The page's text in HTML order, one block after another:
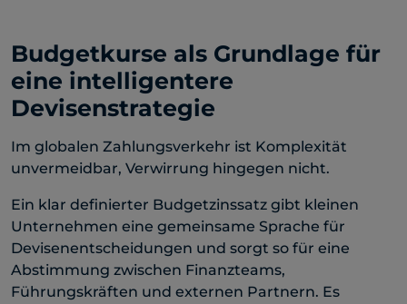
Budgetkurse als Grundlage für
eine intelligentere
Devisenstrategie
Im globalen Zahlungsverkehr ist Komplexität
unvermeidbar, Verwirrung hingegen nicht.
Ein klar definierter Budgetzinssatz gibt kleinen
Unternehmen eine gemeinsame Sprache für
Devisenentscheidungen und sorgt so für eine
Abstimmung zwischen Finanzteams,
Führungskräften und externen Partnern. Es